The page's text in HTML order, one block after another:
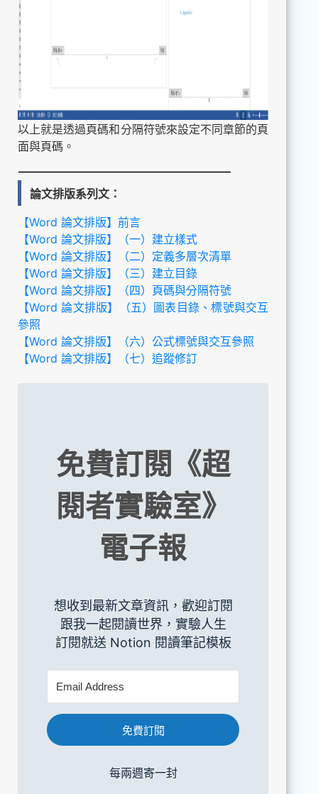
以上就是透過頁碼和分隔符號來設定不同章節的頁
面與頁碼。
論文排版系列文：
【Word 論文排版】前言
【Word 論文排版】（一）建立樣式
【Word 論文排版】（二）定義多層次清單
【Word 論文排版】（三）建立目錄
【Word 論文排版】（四）頁碼與分隔符號
【Word 論文排版】（五）圖表目錄、標號與交互
參照
【Word 論文排版】（六）公式標號與交互參照
【Word 論文排版】（七）追蹤修訂
免費訂閱《超
閱者實驗室》
電子報
想收到最新文章資訊，歡迎訂閱
跟我一起閱讀世界，實驗人生
訂閱就送 Notion 閱讀筆記模板
免費訂閱
每兩週寄一封